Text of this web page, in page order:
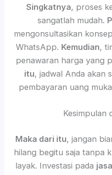
Singkatnya, proses
sangatlah mudah.
mengonsultasikan
WhatsApp. Kemudian,
penawaran harga yang
itu, jadwal Anda akan
pembayaran uang
Kesimpulan
Maka dari itu, jangan
hilang begitu saja tanpa
layak. Investasi pada